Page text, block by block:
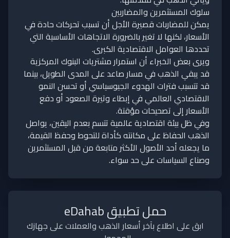
سلوك المستثمرين والمضاربين
يمكن للمضاربات قصيرة الأجل أن تسبب تحركات حادة في
الأسعار، لكنها لا تغير بالضرورة الاتجاهات الأساسية التي
تحددها العوامل الاقتصادية الكبرى.
ويرى بعض الخبراء أن استمرار مشتريات البنوك المركزية
قد يبقي الذهب في مسار صاعد على المدى الطويل، بينما
قد تتسبب فترات الهدوء الجيوسياسي أو تحسن النمو
الاقتصادي العالمي في إبطاء وتيرة الصعود أو دفع
الأسعار إلى تصحيحات مؤقتة.
وفي ظل بيئة اقتصادية عالمية تتسم بعدم اليقين، يواصل
الذهب الحفاظ على مكانته كأداة للتحوط وحفظ القيمة،
ما يجعله أحد الأصول الأكثر متابعة من قبل المستثمرين
وصناع السياسات على حد سواء.
حمل تطبيق eDahab
ابق على اطلاع بآخر أسعار الذهب والعملات على جهازك